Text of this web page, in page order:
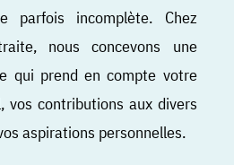
parfois incomplète. Chez
nous concevons une
qui prend en compte votre
vos contributions aux divers
aspirations personnelles.